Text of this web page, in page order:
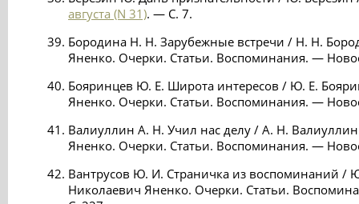
августа (N 31). — С. 7.
Бородина Н. Н. Зарубежные встречи / Н. Н.
Яненко. Очерки. Статьи. Воспоминания. —
Бояринцев Ю. Е. Широта интересов / Ю. Е.
Яненко. Очерки. Статьи. Воспоминания. —
Валиуллин А. Н. Учил нас делу / А. Н.
Яненко. Очерки. Статьи. Воспоминания. —
Вантрусов Ю. И. Страничка из воспоминаний /
Николаевич Яненко. Очерки. Статьи.